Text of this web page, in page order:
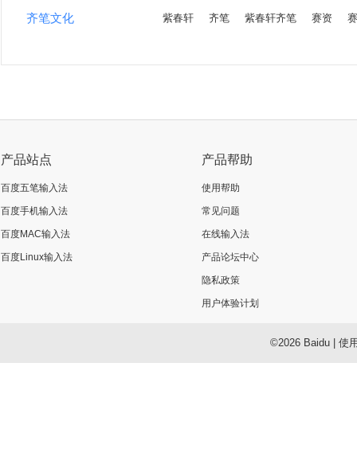
齐笔文化 紫春轩 齐笔 紫春轩齐笔 赛资
产品站点
百度五笔输入法
百度手机输入法
百度MAC输入法
百度Linux输入法
产品帮助
使用帮助
常见问题
在线输入法
产品论坛中心
隐私政策
用户体验计划
©2026 Baidu| 使